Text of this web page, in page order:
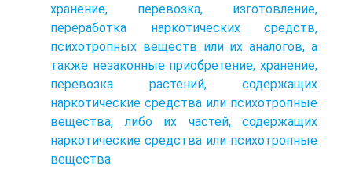
хранение, перевозка, изготовление,
переработка наркотических средств,
психотропных веществ или их аналогов, а
также незаконные приобретение, хранение,
перевозка растений, содержащих
наркотические средства или психотропные
вещества, либо их частей, содержащих
наркотические средства или психотропные
вещества